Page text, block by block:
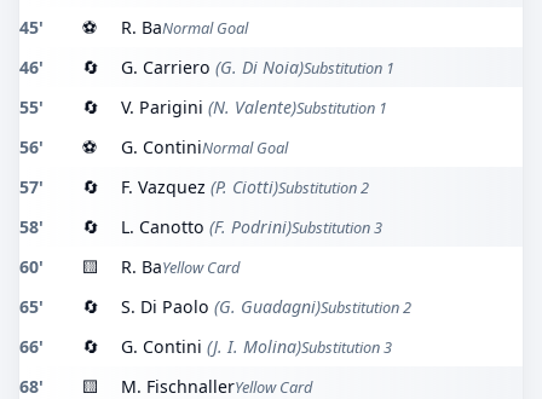
45' ⚽ R. BaNormal Goal
46' 🔄 G. Carriero (G. Di Noia)Substitution 1
55' 🔄 V. Parigini (N. Valente)Substitution 1
56' ⚽ G. ContiniNormal Goal
57' 🔄 F. Vazquez (P. Ciotti)Substitution 2
58' 🔄 L. Canotto (F. Podrini)Substitution 3
60' 🟨 R. BaYellow Card
65' 🔄 S. Di Paolo (G. Guadagni)Substitution 2
66' 🔄 G. Contini (J. I. Molina)Substitution 3
68' 🟨 M. FischnallerYellow Card